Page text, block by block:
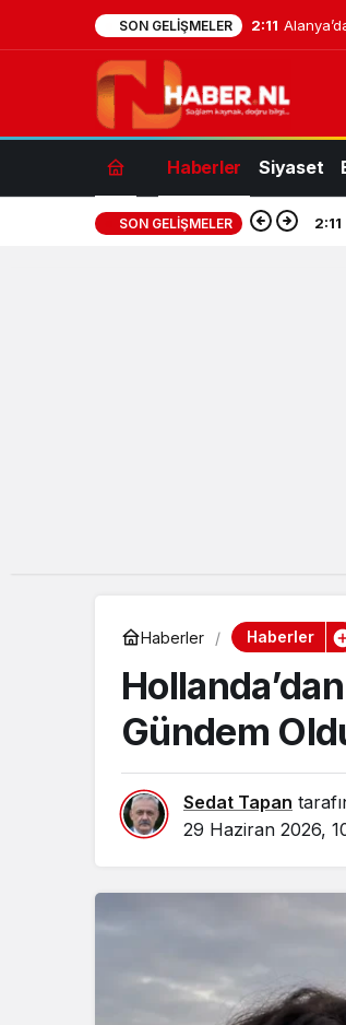
SON GELIŞMELER 2:11
Haberler Siyaset
SON GELIŞMELER 2:11
Haberler Haberler
Gündem
Sedat Tapan
29 Haziran 2026,